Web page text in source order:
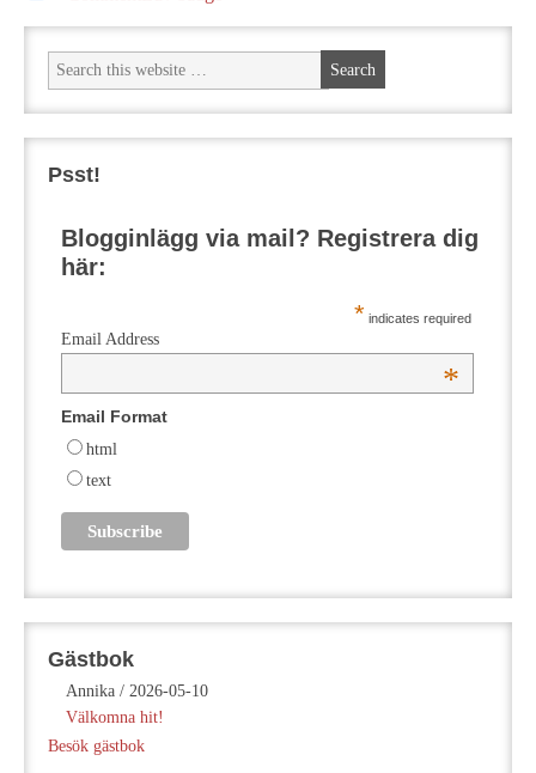
Psst!
Blogginlägg via mail? Registrera dig
här:
* indicates required
Email Address
*
Email Format
html
text
Gästbok
Annika / 2026-05-10
Välkomna hit!
Besök gästbok